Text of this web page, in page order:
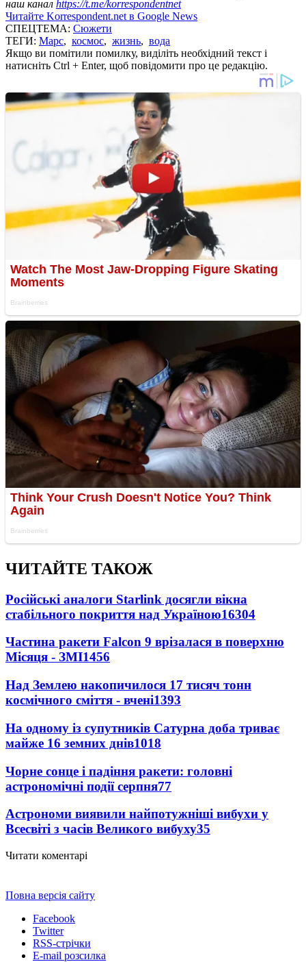
наш канал https://t.me/korrespondentnet
Читайте Korrespondent.net в Google News
СПЕЦТЕМА: Сюжети
ТЕГИ: Марс, космос, жизнь, вода
Якщо ви помітили помилку, виділіть необхідний текст і
натисніть Ctrl + Enter, щоб повідомити про це редакцію.
ЧИТАЙТЕ ТАКОЖ
Російські аналоги Starlink досягли вікна
стабільного покриття над Україною16304
Частина ракети Falcon 9 врізалася в поверхню
Місяця - ЗМІ1456
Над Землею накопичилося 17 тисяч тонн
космічного сміття - вчені1393
На одному із супутників Сатурна доба триває
майже 16 земних днів1018
Чорне сонце і падіння ракети: головні
астрономічні події серпня77
Астрономи виявили найпотужніші вибухи у
Всесвіті з часів Великого вибуху35
Читати коментарі
Повна версія сайту
Facebook
Twitter
RSS-стрічки
E-mail розсилка